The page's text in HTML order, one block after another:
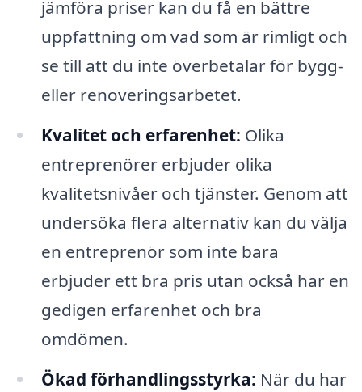
jämföra priser kan du få en bättre
uppfattning om vad som är rimligt och
se till att du inte överbetalar för bygg-
eller renoveringsarbetet.
Kvalitet och erfarenhet: Olika
entreprenörer erbjuder olika
kvalitetsnivåer och tjänster. Genom att
undersöka flera alternativ kan du välja
en entreprenör som inte bara
erbjuder ett bra pris utan också har en
gedigen erfarenhet och bra
omdömen.
Ökad förhandlingsstyrka: När du har